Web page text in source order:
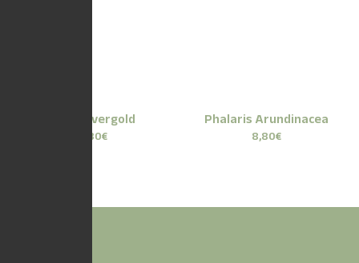
Carex Evergold
8,80€
Phalaris Arundinacea
8,80€